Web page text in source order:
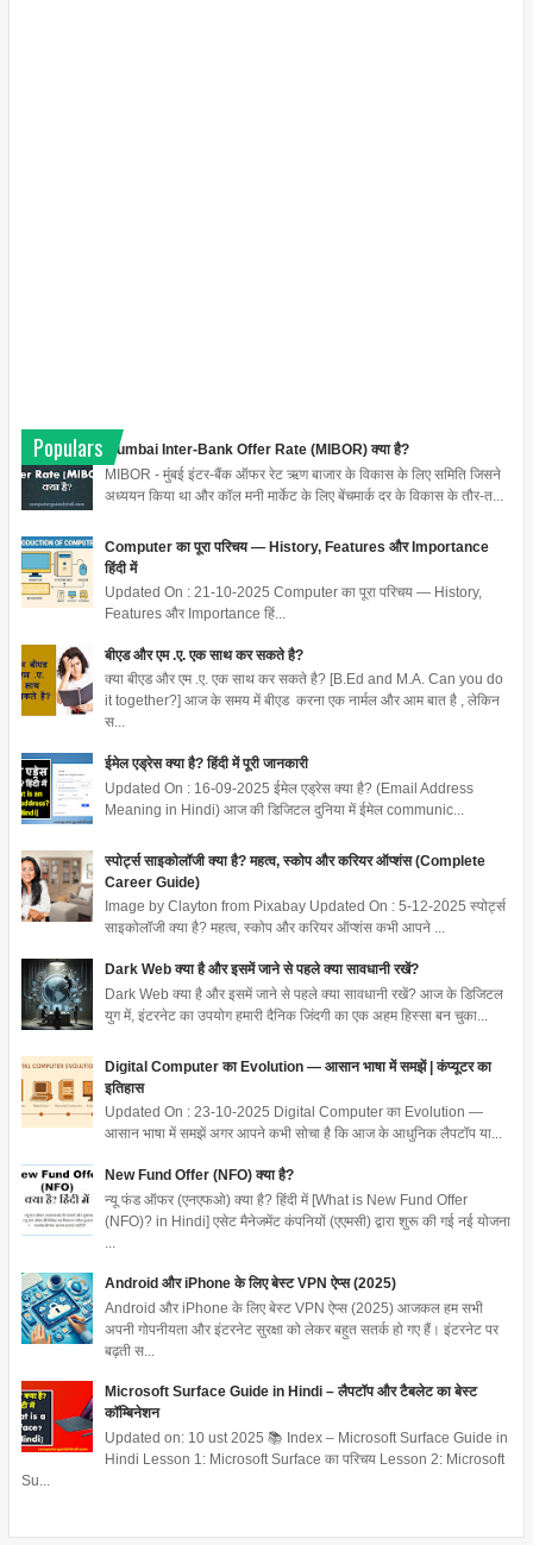
Populars
Mumbai Inter-Bank Offer Rate (MIBOR) क्या है?
MIBOR - मुंबई इंटर-बैंक ऑफर रेट ऋण बाजार के विकास के लिए समिति जिसने
अध्ययन किया था और कॉल मनी मार्केट के लिए बेंचमार्क दर के विकास के तौर-त...
Computer का पूरा परिचय — History, Features और Importance
हिंदी में
Updated On : 21-10-2025 Computer का पूरा परिचय — History,
Features और Importance हिं...
बीएड और एम .ए. एक साथ कर सकते है?
क्या बीएड और एम .ए. एक साथ कर सकते है? [B.Ed and M.A. Can you do
it together?] आज के समय में बीएड करना एक नार्मल और आम बात है , लेकिन
स...
ईमेल एड्रेस क्या है? हिंदी में पूरी जानकारी
Updated On : 16-09-2025 ईमेल एड्रेस क्या है? (Email Address
Meaning in Hindi) आज की डिजिटल दुनिया में ईमेल communic...
स्पोर्ट्स साइकोलॉजी क्या है? महत्व, स्कोप और करियर ऑप्शंस (Complete
Career Guide)
Image by Clayton from Pixabay Updated On : 5-12-2025 स्पोर्ट्स
साइकोलॉजी क्या है? महत्व, स्कोप और करियर ऑप्शंस कभी आपने ...
Dark Web क्या है और इसमें जाने से पहले क्या सावधानी रखें?
Dark Web क्या है और इसमें जाने से पहले क्या सावधानी रखें? आज के डिजिटल
युग में, इंटरनेट का उपयोग हमारी दैनिक जिंदगी का एक अहम हिस्सा बन चुका...
Digital Computer का Evolution — आसान भाषा में समझें | कंप्यूटर का
इतिहास
Updated On : 23-10-2025 Digital Computer का Evolution —
आसान भाषा में समझें अगर आपने कभी सोचा है कि आज के आधुनिक लैपटॉप या...
New Fund Offer (NFO) क्या है?
न्यू फंड ऑफर (एनएफओ) क्या है? हिंदी में [What is New Fund Offer
(NFO)? in Hindi] एसेट मैनेजमेंट कंपनियों (एएमसी) द्वारा शुरू की गई नई योजना
Android और iPhone के लिए बेस्ट VPN ऐप्स (2025)
Android और iPhone के लिए बेस्ट VPN ऐप्स (2025) आजकल हम सभी
अपनी गोपनीयता और इंटरनेट सुरक्षा को लेकर बहुत सतर्क हो गए हैं। इंटरनेट पर
बढ़ती स...
Microsoft Surface Guide in Hindi – लैपटॉप और टैबलेट का बेस्ट
कॉम्बिनेशन
Updated on: 10 ust 2025 📚 Index – Microsoft Surface Guide in
Hindi Lesson 1: Microsoft Surface का परिचय Lesson 2: Microsoft
Su...